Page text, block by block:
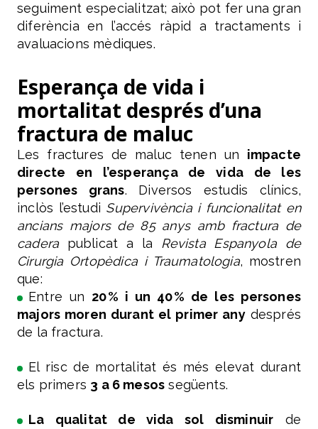
seguiment especialitzat; això pot fer una gran
diferència en l’accés ràpid a tractaments i
avaluacions mèdiques.
Esperança de vida i
mortalitat després d’una
fractura de maluc
Les fractures de maluc tenen un impacte
directe en l’esperança de vida de les
persones grans. Diversos estudis clínics,
inclòs l’estudi Supervivència i funcionalitat en
ancians majors de 85 anys amb fractura de
cadera publicat a la
Revista Espanyola de
Cirurgia Ortopèdica i Traumatologia, mostren
que:
Entre un 20 % i un 40 % de les persones
majors moren durant el primer anydesprés
de la fractura.
El risc de mortalitat és més elevat durant
els primers 3 a 6 mesos següents.
La qualitat de vida sol disminuir de